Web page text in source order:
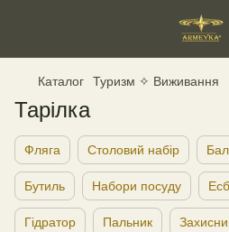
Каталог Туризм ✧ Виживання
Тарілка
Фляга Столовий набір
Бутиль Набори посуду
Гідратор Пальник